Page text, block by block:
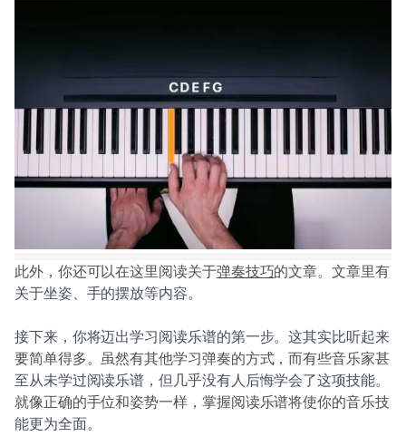
此外，你还可以在这里阅读关于弹奏技巧的文章。文章里有
关于坐姿、手的摆放等内容。
接下来，你将迈出学习阅读乐谱的第一步。这其实比听起来
要简单得多。虽然有其他学习弹奏的方式，而有些音乐家甚
至从未学过阅读乐谱，但几乎没有人后悔学会了这项技能。
就像正确的手位和姿势一样，掌握阅读乐谱将使你的音乐技
能更为全面。